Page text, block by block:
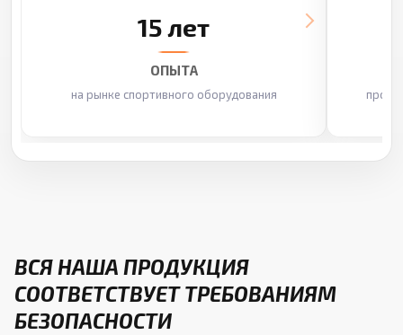
15 лет
ОПЫТА
на рынке спортивного оборудования
ВСЯ НАША ПРОДУКЦИЯ
СООТВЕТСТВУЕТ ТРЕБОВАНИЯМ
БЕЗОПАСНОСТИ